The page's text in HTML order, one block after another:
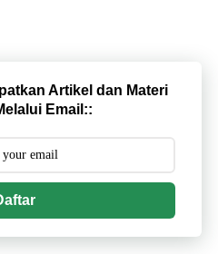
Artikel dan Materi
Email::